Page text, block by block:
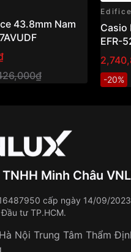
43.8mm Nam
Edifice
Casio
EFR-
-20%
Minh Châu
cấp ngày 14/09/
tư TP.HCM.
Nội Trung Tâm Thẩm